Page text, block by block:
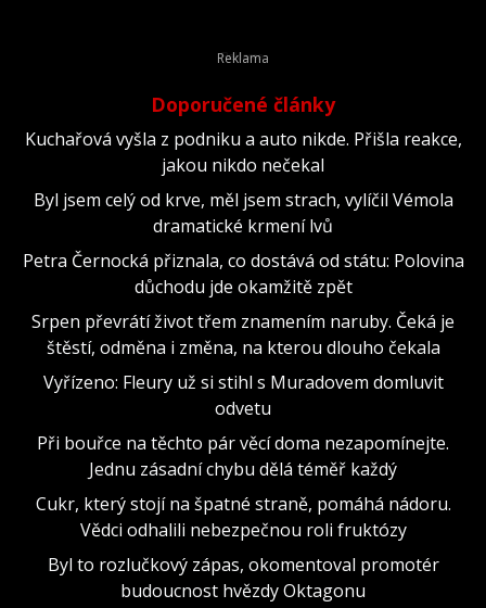
Doporučené články
Kuchařová vyšla z podniku a auto nikde. Přišla reakce,
jakou nikdo nečekal
Byl jsem celý od krve, měl jsem strach, vylíčil Vémola
dramatické krmení lvů
Petra Černocká přiznala, co dostává od státu: Polovina
důchodu jde okamžitě zpět
Srpen převrátí život třem znamením naruby. Čeká je
štěstí, odměna i změna, na kterou dlouho čekala
Vyřízeno: Fleury už si stihl s Muradovem domluvit
odvetu
Při bouřce na těchto pár věcí doma nezapomínejte.
Jednu zásadní chybu dělá téměř každý
Cukr, který stojí na špatné straně, pomáhá nádoru.
Vědci odhalili nebezpečnou roli fruktózy
Byl to rozlučkový zápas, okomentoval promotér
budoucnost hvězdy Oktagonu